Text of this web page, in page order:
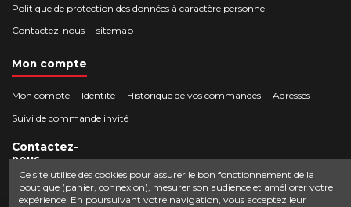
Politique de protection des données à caractère personnel
Contactez-nous
sitemap
Mon compte
Mon compte Identité Historique de vos commandes
Adresses
Suivi de commande invité
Contactez-
nous
Crocbois-motoculture.com
0624436257
Ce site utilise des cookies pour assurer le bon fonctionnement de la
boutique (panier, connexion), mesurer son audience et améliorer votre
expérience. En poursuivant votre navigation, vous acceptez leur